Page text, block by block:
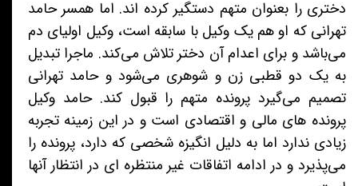
دختری را بعنوان متهم دستگیر کرده اند. اما همسر حامد
تهرانی که او هم یک وکیل با سابقه است، وکیل اولیای دم
می‌باشد و برای اعدام آن دختر تلاش می‌کند. ماجرا تبدیل
به یک دو قطبی زن و شوهری می‌شود و حامد تهرانی
تصمیم می‌گیرد پرونده متهم را قبول کند. حامد وکیل
پرونده های مالی و اقتصادی است و در این زمینه تجربه
زیادی ندارد اما به دلیل انگیزه شخصی که دارد، پرونده را
می‌پذیرد و در ادامه اتفاقات غیر منتظره ای در انتظار آنها